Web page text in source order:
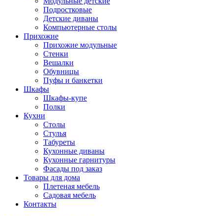
Подростковые
Детские диваны
Компьютерные столы
Прихожие
Прихожие модульные
Стенки
Вешалки
Обувницы
Пуфы и банкетки
Шкафы
Шкафы-купе
Полки
Кухни
Столы
Стулья
Табуреты
Кухонные диваны
Кухонные гарнитуры
Фасады под заказ
Товары для дома
Плетеная мебель
Садовая мебель
Контакты